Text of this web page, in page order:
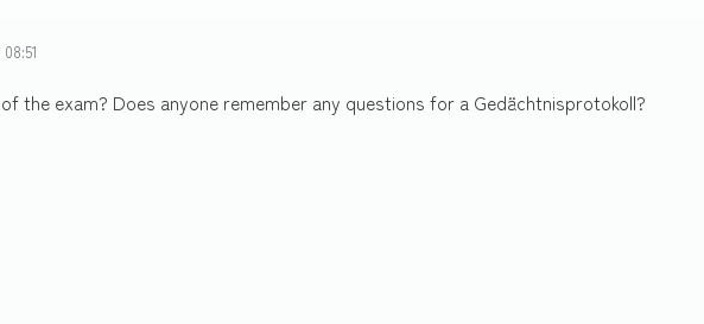
the exam? Does anyone remember any questions for a Gedächtnisprotokoll?